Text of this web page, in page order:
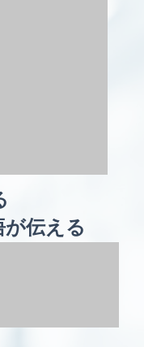
が伝える